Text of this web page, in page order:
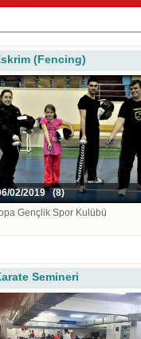
(Fencing)
02/2019 (8)
Gençlik Spor Kulübü
Semineri